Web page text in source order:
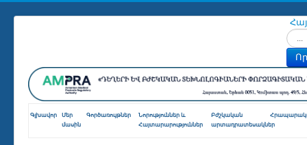
Գլխավոր
Մեր
մասին
Գործառույթներ
Նորություններ և
Հայտարարություններ
Բժշկական
արտադրատեսակներ